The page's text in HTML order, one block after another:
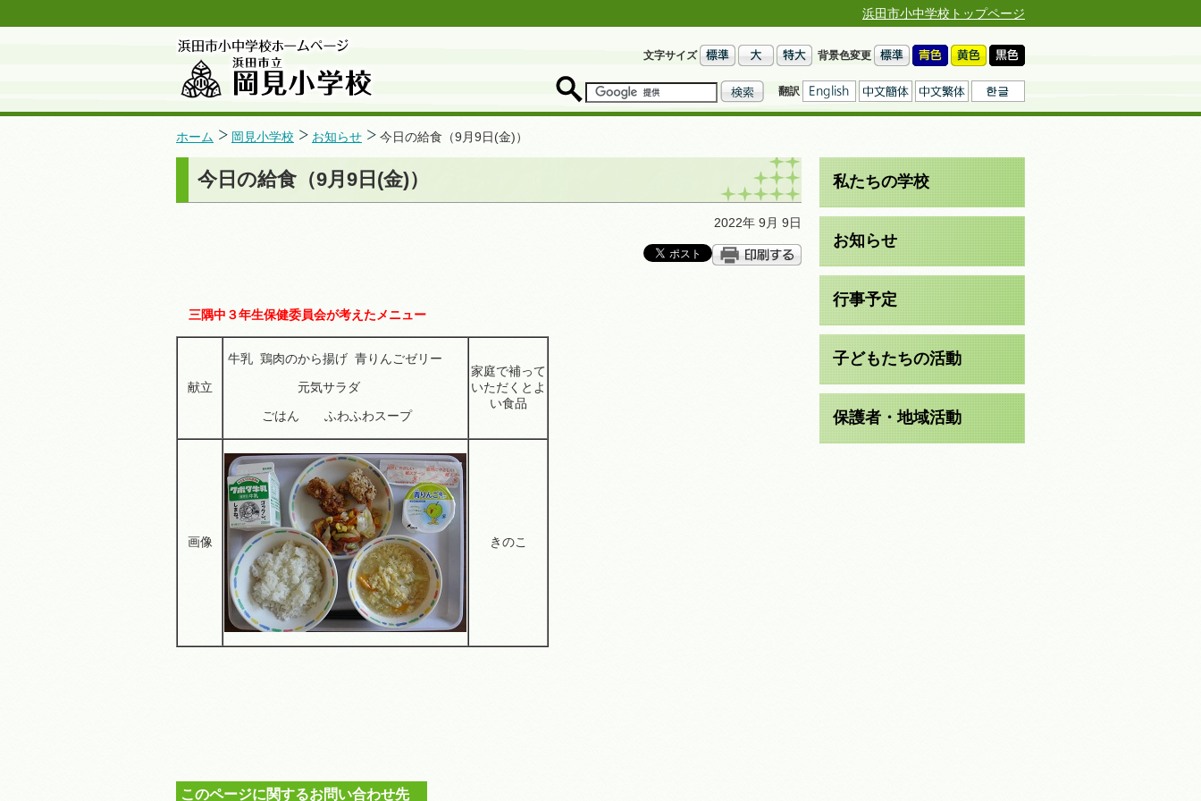
浜田市小中学校トップページ
文字サイズ 背景色変更
翻訳
ホーム 岡見小学校 お知らせ 今日の給食（9月9日(金)）
今日の給食（9月9日(金)）
2022年 9月 9日
三隅中３年生保健委員会が考えたメニュー
献立
牛乳 鶏肉のから揚げ 青りんごゼリー
元気サラダ
ごはん ふわふわスープ
家庭で補って
いただくとよ
い食品
画像 きのこ
このページに関するお問い合わせ先
私たちの学校
お知らせ
行事予定
子どもたちの活動
保護者・地域活動